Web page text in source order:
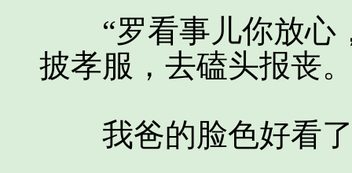
“罗看事儿你放心
披孝服，去磕头报丧
我爸的脸色好看了